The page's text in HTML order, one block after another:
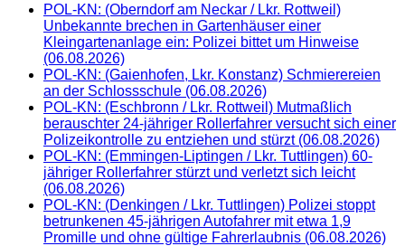
POL-KN: (Oberndorf am Neckar / Lkr. Rottweil)
Unbekannte brechen in Gartenhäuser einer
Kleingartenanlage ein: Polizei bittet um Hinweise
(06.08.2026)
POL-KN: (Gaienhofen, Lkr. Konstanz) Schmierereien
an der Schlossschule (06.08.2026)
POL-KN: (Eschbronn / Lkr. Rottweil) Mutmaßlich
berauschter 24-jähriger Rollerfahrer versucht sich einer
Polizeikontrolle zu entziehen und stürzt (06.08.2026)
POL-KN: (Emmingen-Liptingen / Lkr. Tuttlingen) 60-
jähriger Rollerfahrer stürzt und verletzt sich leicht
(06.08.2026)
POL-KN: (Denkingen / Lkr. Tuttlingen) Polizei stoppt
betrunkenen 45-jährigen Autofahrer mit etwa 1,9
Promille und ohne gültige Fahrerlaubnis (06.08.2026)